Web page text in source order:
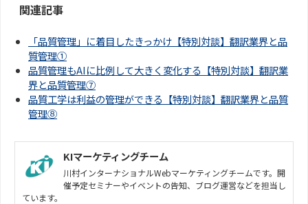
関連記事
「品質管理」に着目したきっかけ【特別対談】翻訳業界と品
質管理①
品質管理もAIに比例して大きく変化する【特別対談】翻訳業
界と品質管理⑦
品質工学は利益の管理ができる【特別対談】翻訳業界と品質
管理⑧
KIマーケティングチーム
川村インターナショナルWebマーケティングチームです。開
催予定セミナーやイベントの告知、ブログ運営などを担当し
ています。